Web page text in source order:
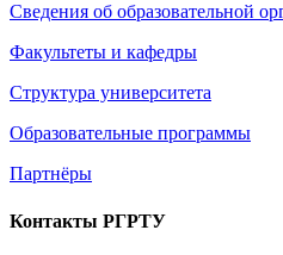
Сведения об образовательной
Факультеты и кафедры
Структура университета
Образовательные программы
Партнёры
Контакты РГРТУ